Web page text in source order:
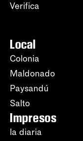
Verifica
Local
Colonia
Maldonado
Paysandú
Salto
Impresos
la diaria